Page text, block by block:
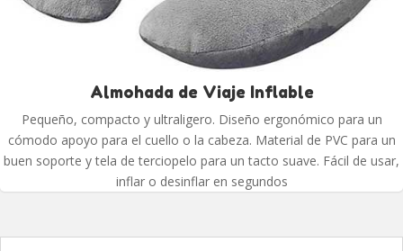
Almohada de Viaje Inflable
Pequeño, compacto y ultraligero. Diseño ergonómico para un
cómodo apoyo para el cuello o la cabeza. Material de PVC para un
buen soporte y tela de terciopelo para un tacto suave. Fácil de usar,
inflar o desinflar en segundos